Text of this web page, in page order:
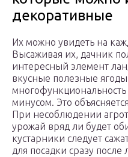
декоративные
Их можно увидеть на
Высаживая их, дачник
интересный элемент
вкусные полезные
многофункциональность
минусом. Это
При несоблюдении
урожай вряд ли будет
кустарники следует
для посадки сразу после